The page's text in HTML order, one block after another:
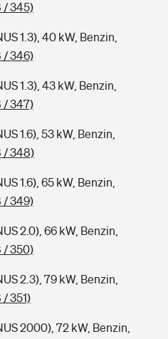
/ 345)
1.3), 40 kW, Benzin,
/ 346)
1.3), 43 kW, Benzin,
/ 347)
1.6), 53 kW, Benzin,
/ 348)
1.6), 65 kW, Benzin,
/ 349)
2.0), 66 kW, Benzin,
/ 350)
2.3), 79 kW, Benzin,
351)
2000), 72 kW, Benzin,